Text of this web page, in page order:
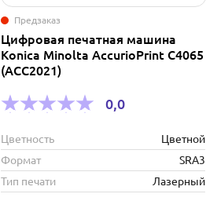
Цифровая печатная машина
Konica Minolta AccurioPrint C4065
(ACC2021)
Предзаказ
0,0
Цветность
Цветной
Формат
SRA3
Тип печати
Лазерный